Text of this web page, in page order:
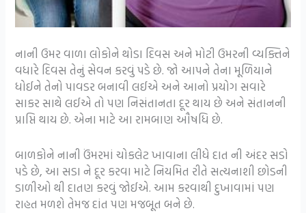
નાની ઉમર વાળા લોકોને થોડા દિવસ અને મોટી ઉમરની વ્યક્તિને
વધારે દિવસ તેનું સેવન કરવું પડે છે. જો આપને તેના મૂળિયાને
ધોઈને તેનો પાવડર બનાવી લઈએ અને આનો પ્રયોગ સવારે
સાકર સાથે લઈએ તો પણ નિસંતાનતા દૂર થાય છે અને સંતાનની
પ્રાપ્તિ થાય છે. એના માટે આ રામબાણ ઔષધિ છે.
બાળકોને નાની ઉંમરમાં ચોકલેટ ખાવાના લીધે દાત ની અંદર સડો
પડે છે, આ સડા ને દૂર કરવા માટે નિયમિત રીતે સત્યનાશી છોડની
ડાળીઓ થી દાતણ કરવું જોઈએ. આમ કરવાથી દુખાવામાં પણ
રાહત મળશે તેમજ દાંત પણ મજબૂત બને છે.